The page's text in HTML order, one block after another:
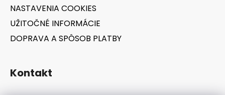
NASTAVENIA COOKIES
UŽITOČNÉ INFORMÁCIE
DOPRAVA A SPÔSOB PLATBY
Kontakt